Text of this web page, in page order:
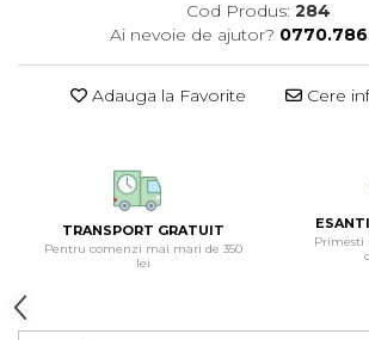
Cod Produs: 284
Ai nevoie de ajutor?
Adauga la Favorite Cere
TRANSPORT GRATUIT
Pentru comenzi mai mari de 350
lei
Primesti